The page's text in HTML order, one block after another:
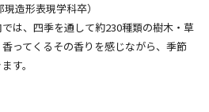
造形表現学科卒）
は、四季を通して約230種類の樹木・草
ってくるその香りを感じながら、季節
す。